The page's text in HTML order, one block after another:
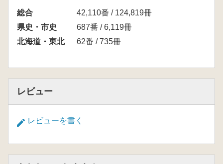
総合
42,110番 / 124,819冊
県史・市史
687番 / 6,119冊
北海道・東北
62番 / 735冊
レビュー
レビューを書く